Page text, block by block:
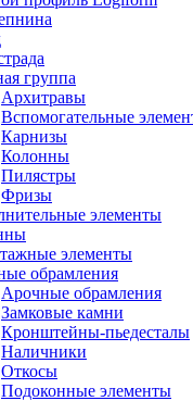
группа
Архитравы
Вспомогательные
Карнизы
Колонны
Пилястры
Фризы
элементы
элементы
обрамления
Арочные обрамления
Замковые камни
Кронштейны-пьедесталы
Наличники
Откосы
Подоконные элементы